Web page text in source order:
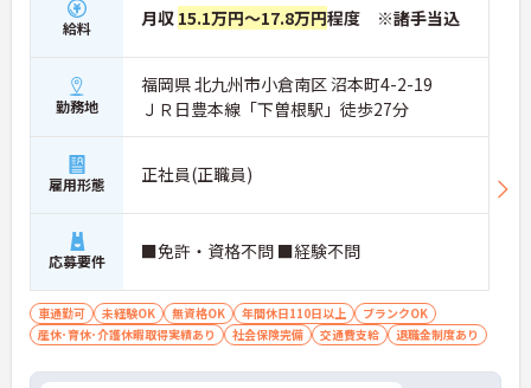
給料 月収 15.1万円～17.8万円程度 ※諸手当込
勤務地
福岡県 北九州市小倉南区 沼本町4-2-19
ＪＲ日豊本線「下曽根駅」徒歩27分
雇用形態 正社員(正職員)
応募要件 ■免許・資格不問 ■経験不問
車通勤可 未経験OK 無資格OK 年間休日110日以上
ブランクOK
産休･育休･介護休暇取得実績あり
社会保険完備 交通費支給 退職金制度あり